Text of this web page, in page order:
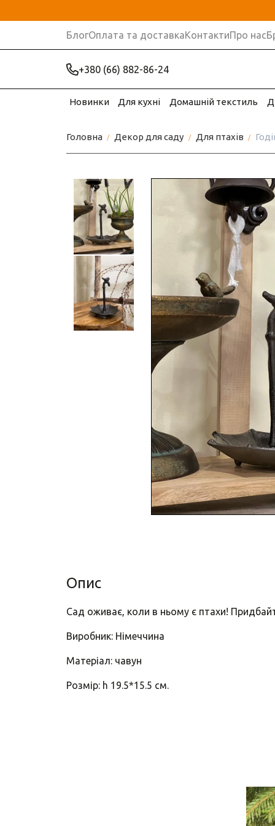
БлогОплата та доставкаКонтактиПро нас
+380 (66) 882-86-24
Новинки Для кухні Домашній текстиль
Головна Декор для саду Для птахів
Опис
Сад оживає, коли в ньому є птахи!
Виробник: Німеччина
Матеріал: чавун
Розмір: h 19.5*15.5 см.